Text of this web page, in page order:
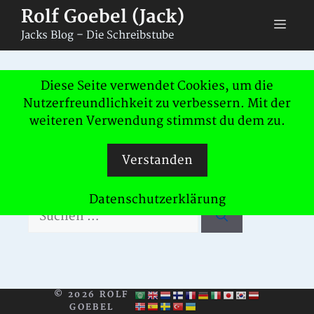
Zum
Inhalt
springen
Rolf Goebel (Jack)
Jacks Blog – Die Schreibstube
Nichts gefunden
gefunden werden. Vielleicht hilft die
nach:
© 2026 ROLF
GOEBEL
Diese Seite verwendet Cookies, um die
Nutzerfreundlichkeit zu verbessern. Mit der
weiteren Verwendung stimmst du dem zu.
Verstanden
Datenschutzerklärung